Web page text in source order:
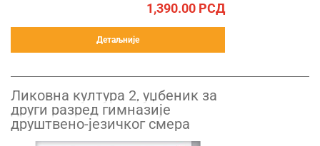
1,390.00 РСД
Детаљније
Ликовна култура 2, уџбеник за
други разред гимназије
друштвено-језичког смера